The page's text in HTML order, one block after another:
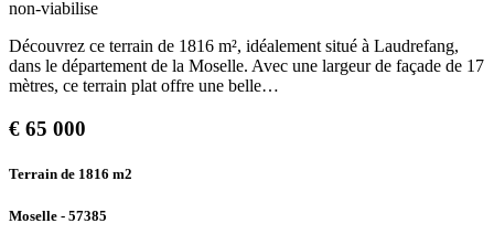
non-viabilise
Découvrez ce terrain de 1816 m², idéalement situé à Laudrefang,
dans le département de la Moselle. Avec une largeur de façade de 17
mètres, ce terrain plat offre une belle…
€ 65 000
Terrain de 1816 m2
Moselle - 57385